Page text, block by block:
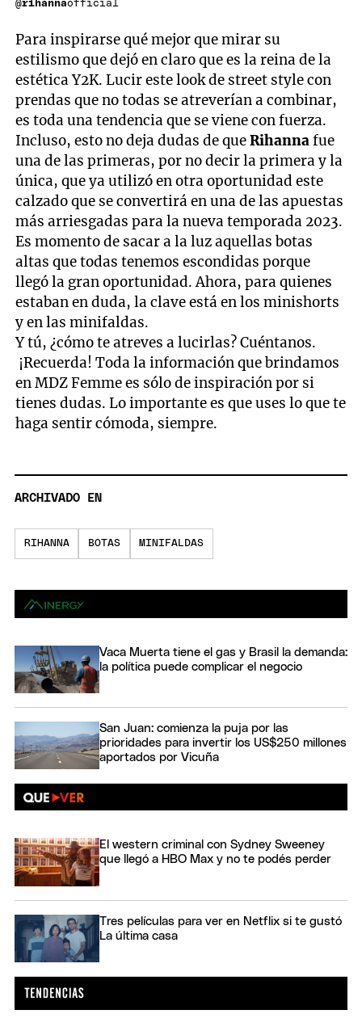
@rihannaofficial
Para inspirarse qué mejor que mirar su
estilismo que dejó en claro que es la reina de la
estética Y2K. Lucir este look de street style con
prendas que no todas se atreverían a combinar,
es toda una tendencia que se viene con fuerza.
Incluso, esto no deja dudas de queRihannafue
una de las primeras, por no decir la primera y la
única, que ya utilizó en otra oportunidad este
calzado que se convertirá en una de las apuestas
más arriesgadas para la nueva temporada 2023.
Es momento de sacar a la luz aquellas botas
altas que todas tenemos escondidas porque
llegó la gran oportunidad. Ahora, para quienes
estaban en duda, la clave está en los minishorts
y en las minifaldas.
Y tú, ¿cómo te atreves a lucirlas? Cuéntanos.
¡Recuerda! Toda la información que brindamos
en MDZ Femme es sólo de inspiración por si
tienes dudas. Lo importante es que uses lo que te
haga sentir cómoda, siempre.
ARCHIVADO EN
RIHANNA BOTAS MINIFALDAS
Vaca Muerta tiene el gas y Brasil la demanda:
la política puede complicar el negocio
San Juan: comienza la puja por las
prioridades para invertir los US$250 millones
aportados por Vicuña
El western criminal con Sydney Sweeney
que llegó a HBO Max y no te podés perder
Tres películas para ver en Netflix si te gustó
La última casa